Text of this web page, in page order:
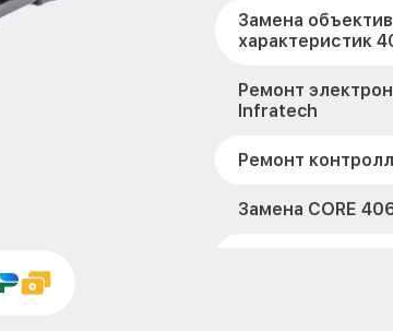
Замена
характеристик
Ремонт
Infratech
Ремонт
Замена CORE